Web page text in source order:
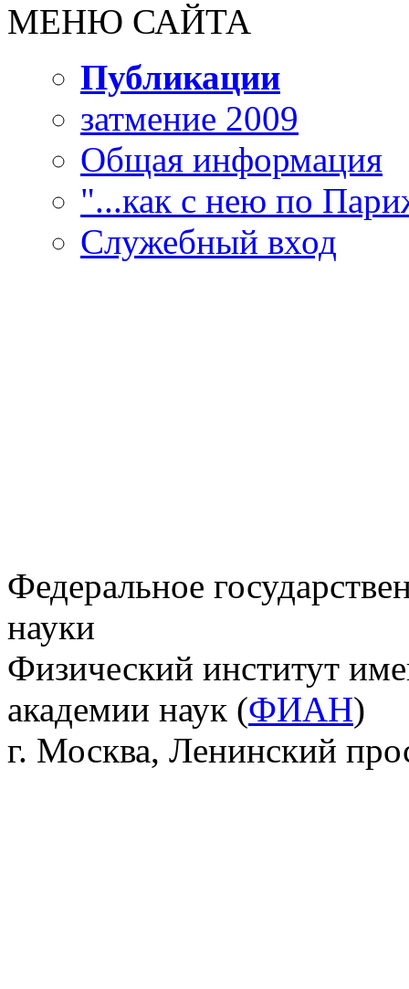
МЕНЮ САЙТА
Публикации
затмение 2009
Общая информация
"...как с нею по
Служебный вход
Федеральное
науки
Физический институт
академии наук (ФИАН)
г. Москва, Ленинский